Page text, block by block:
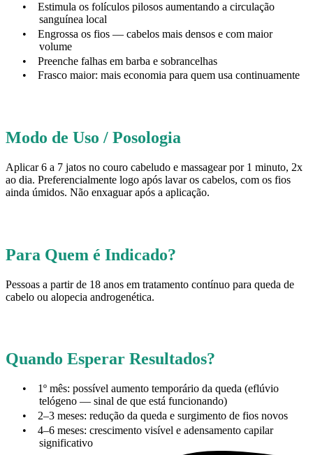
•
Estimula os folículos pilosos aumentando a circulação
sanguínea local
•
Engrossa os fios — cabelos mais densos e com maior
volume
•
Preenche falhas em barba e sobrancelhas
•
Frasco maior: mais economia para quem usa continuamente
Modo de Uso / Posologia
Aplicar 6 a 7 jatos no couro cabeludo e massagear por 1 minuto, 2x
ao dia. Preferencialmente logo após lavar os cabelos, com os fios
ainda úmidos. Não enxaguar após a aplicação.
Para Quem é Indicado?
Pessoas a partir de 18 anos em tratamento contínuo para queda de
cabelo ou alopecia androgenética.
Quando Esperar Resultados?
•
1º mês: possível aumento temporário da queda (eflúvio
telógeno — sinal de que está funcionando)
•
2–3 meses: redução da queda e surgimento de fios novos
•
4–6 meses: crescimento visível e adensamento capilar
significativo